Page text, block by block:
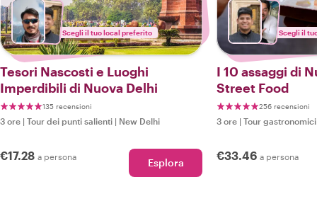
Scegli il tuo local preferito
Tesori Nascosti e Luoghi
Imperdibili di Nuova Delhi
135 recensioni
3 ore | Tour dei punti salienti | New Delhi
€17.28 a persona Esplora
Scegli il
I 10 assaggi di
Street Food
256 recensioni
3 ore | Tour gastronomici
€33.46 a persona